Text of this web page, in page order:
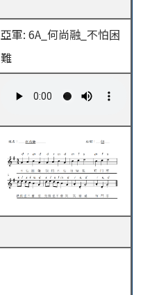
亞軍: 6A_何尚融_不怕困
難